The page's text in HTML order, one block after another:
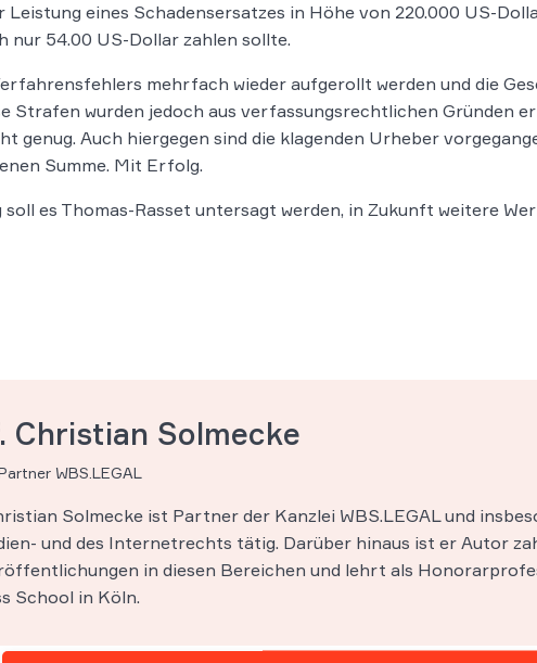
eines Schadensersatzes in Höhe von 220.000 US-
nur 54.00 US-Dollar zahlen sollte.
mehrfach wieder aufgerollt werden und die
Strafen wurden jedoch aus verfassungsrechtlichen Gründen
genug. Auch hiergegen sind die klagenden Urheber
Summe. Mit Erfolg.
es Thomas-Rasset untersagt werden, in Zukunft weitere
Christian Solmecke
WBS.LEGAL
Solmecke ist Partner der Kanzlei WBS.LEGAL und
und des Internetrechts tätig. Darüber hinaus ist er Autor
in diesen Bereichen und lehrt als
School in Köln.